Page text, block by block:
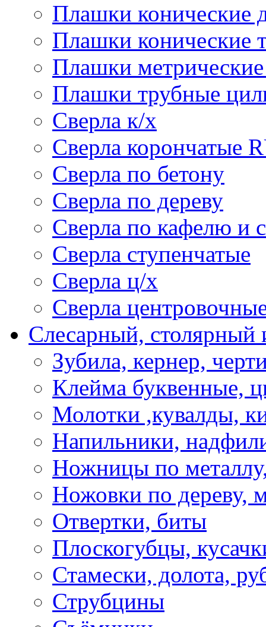
Плашки
Плашки конические
Плашки
Плашки трубные
Сверла к/х
Сверла корончатые
Сверла по бетону
Сверла по дереву
Сверла по кафелю и
Сверла ступенчатые
Сверла ц/х
Сверла
Слесарный, столярный
Зубила, кернер,
Клейма буквенные,
Молотки ,кувалды,
Напильники,
Ножницы по
Ножовки по дереву,
Отвертки, биты
Плоскогубцы,
Стамески, долота,
Струбцины